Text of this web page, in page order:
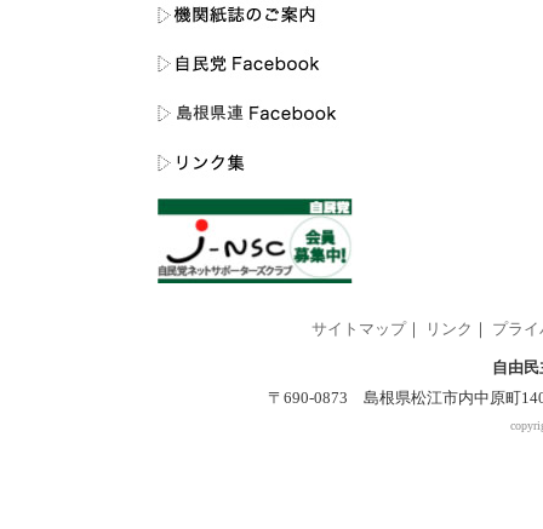
サイトマップ｜ リンク プラ
自由
〒690-0873 島根県松江市内中原町